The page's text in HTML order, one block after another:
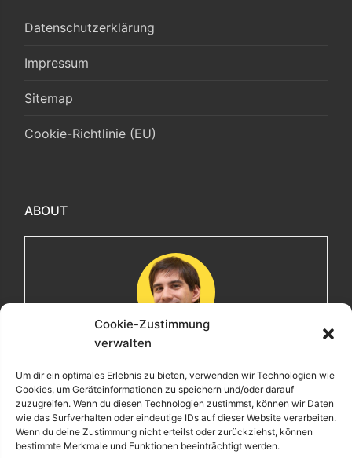
Cookie-Zustimmung
verwalten
Um dir ein optimales Erlebnis zu bieten, verwenden wir Technologien wie
Cookies, um Geräteinformationen zu speichern und/oder darauf
zuzugreifen. Wenn du diesen Technologien zustimmst, können wir Daten
wie das Surfverhalten oder eindeutige IDs auf dieser Website verarbeiten.
Wenn du deine Zustimmung nicht erteilst oder zurückziehst, können
bestimmte Merkmale und Funktionen beeinträchtigt werden.
Datenschutzerklärung
Impressum
Sitemap
Cookie-Richtlinie (EU)
ABOUT
Herzlich willkommen! Ich bin Max, ein Informatiker mit
über 15 Jahren Berufserfahrung. Hier teile ich meine
Leidenschaften, Erlebnisse und Perspektiven. Ich lade
dich ein, gemeinsam mit mir auf eine Entdeckungsreise